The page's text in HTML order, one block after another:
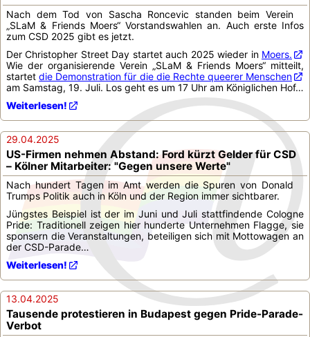
Nach dem Tod von Sascha Roncevic standen beim Verein
„SLaM & Friends Moers“ Vorstandswahlen an. Auch erste Infos
zum CSD 2025 gibt es jetzt.
Der Christopher Street Day startet auch 2025 wieder in Moers.
Wie der organisierende Verein „SLaM & Friends Moers“ mitteilt,
startetdie Demonstration für die die Rechte queerer Menschen
am Samstag, 19. Juli. Los geht es um 17 Uhr am Königlichen Hof…
Weiterlesen!
29.04.2025
US-Firmen nehmen Abstand: Ford kürzt Gelder für CSD
– Kölner Mitarbeiter: "Gegen unsere Werte"
Nach hundert Tagen im Amt werden die Spuren von Donald
Trumps Politik auch in Köln und der Region immer sichtbarer.
Jüngstes Beispiel ist der im Juni und Juli stattfindende Cologne
Pride: Traditionell zeigen hier hunderte Unternehmen Flagge, sie
sponsern die Veranstaltungen, beteiligen sich mit Mottowagen an
der CSD-Parade…
Weiterlesen!
13.04.2025
Tausende protestieren in Budapest gegen Pride-Parade-
Verbot